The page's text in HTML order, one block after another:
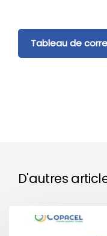
Tableau de
D'autres